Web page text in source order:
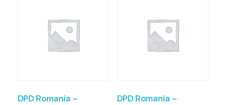
DPD Romania –
DPD Romania –